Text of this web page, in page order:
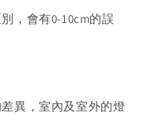
，會有0-10cm的誤
異，室內及室外的燈